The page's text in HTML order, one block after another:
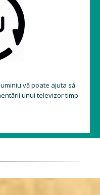
vă poate ajuta să
unui televizor timp